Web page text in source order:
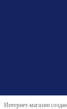
Интернет-магазин